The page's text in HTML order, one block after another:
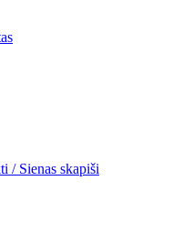
/ Sienas skapiši